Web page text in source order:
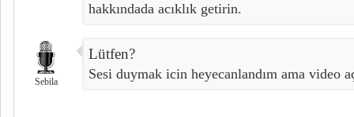
hakkındada acıklık getirin.
Sebila
Lütfen?
Sesi duymak icin heyecanlandım ama video